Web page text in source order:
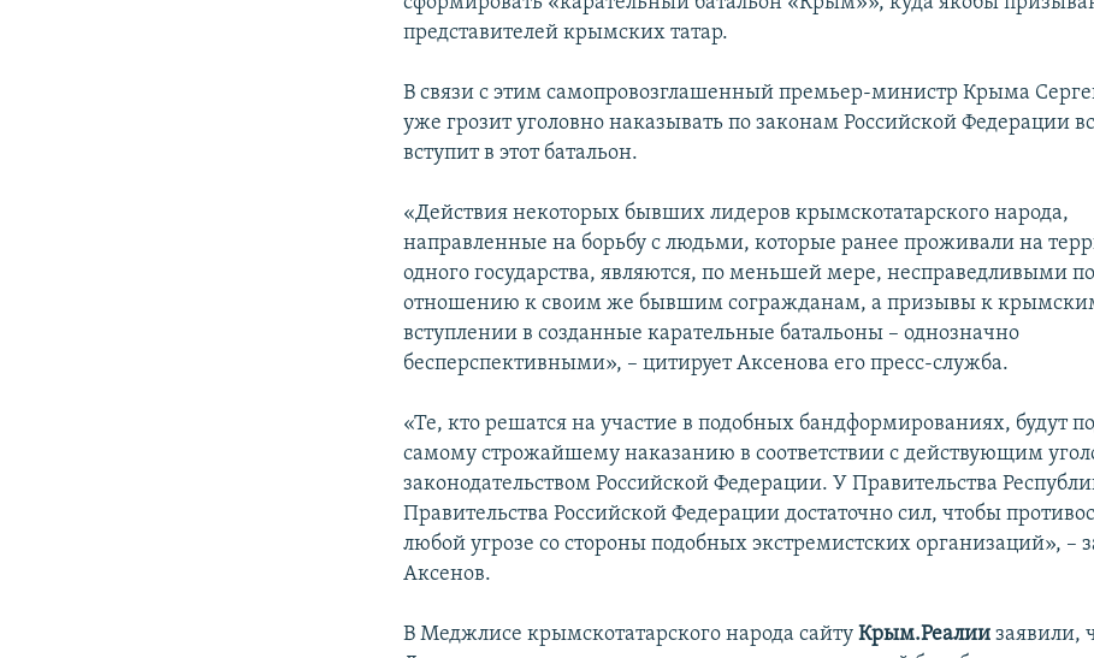
представителей крымских татар.
В связи с этим самопровозглашенный премьер-министр Крыма
уже грозит уголовно наказывать по законам Российской Федерации
вступит в этот батальон.
«Действия некоторых бывших лидеров крымскотатарского народа,
направленные на борьбу с людьми, которые ранее проживали на
одного государства, являются, по меньшей мере, несправедливыми по
отношению к своим же бывшим согражданам, а призывы к
вступлении в созданные карательные батальоны – однозначно
бесперспективными», – цитирует Аксенова его пресс-служба.
«Те, кто решатся на участие в подобных бандформированиях, будут
самому строжайшему наказанию в соответствии с действующим
законодательством Российской Федерации. У Правительства
Правительства Российской Федерации достаточно сил, чтобы
любой угрозе со стороны подобных экстремистских организаций», –
Аксенов.
В Меджлисе крымскотатарского народа сайтуКрым.Реалии заявили,